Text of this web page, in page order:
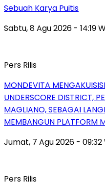
Sebuah Karya Puitis
Sabtu, 8 Agu 2026 - 14:19
Pers Rilis
MONDEVITA
UNDERSCORE DISTRICT,
MAGLIANO, SEBAGAI
MEMBANGUN PLATFORM
Jumat, 7 Agu 2026 - 09:32
Pers Rilis